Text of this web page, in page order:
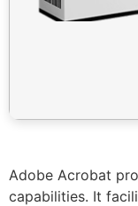
Adobe Acrobat
capabilities. It